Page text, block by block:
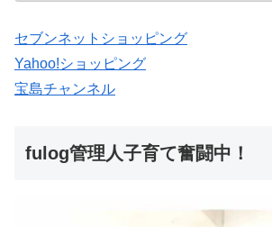
セブンネットショッピング
Yahoo!ショッピング
宝島チャンネル
fulog管理人子育て奮闘中！